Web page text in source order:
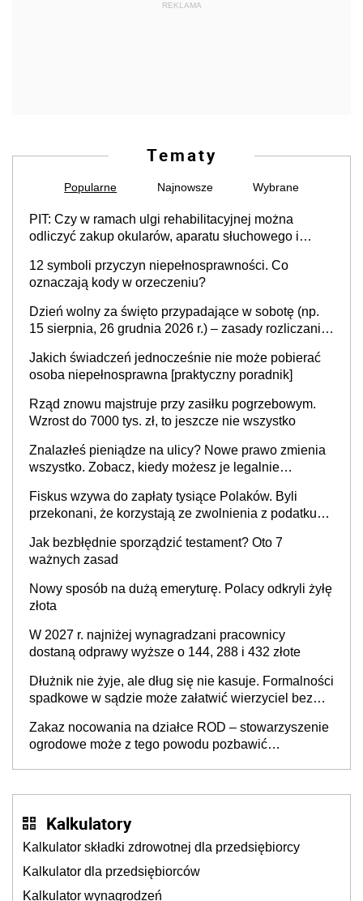
REKLAMA
Tematy
Popularne Najnowsze Wybrane
PIT: Czy w ramach ulgi rehabilitacyjnej można
odliczyć zakup okularów, aparatu słuchowego i
12 symboli przyczyn niepełnosprawności. Co
oznaczają kody w orzeczeniu?
Dzień wolny za święto przypadające w sobotę (np.
15 sierpnia, 26 grudnia 2026 r.) – zasady rozliczania
i administracja publiczna), najczęstsze pytania
Jakich świadczeń jednocześnie nie może pobierać
osoba niepełnosprawna [praktyczny poradnik]
Rząd znowu majstruje przy zasiłku pogrzebowym.
Wzrost do 7000 tys. zł, to jeszcze nie wszystko
Znalazłeś pieniądze na ulicy? Nowe prawo zmienia
wszystko. Zobacz, kiedy możesz je legalnie
Fiskus wzywa do zapłaty tysiące Polaków. Byli
przekonani, że korzystają ze zwolnienia z podatku
Jak bezbłędnie sporządzić testament? Oto 7
ważnych zasad
Nowy sposób na dużą emeryturę. Polacy odkryli żyłę
złota
W 2027 r. najniżej wynagradzani pracownicy
dostaną odprawy wyższe o 144, 288 i 432 złote
Dłużnik nie żyje, ale dług się nie kasuje. Formalności
spadkowe w sądzie może załatwić wierzyciel bez
Zakaz nocowania na działce ROD – stowarzyszenie
ogrodowe może z tego powodu pozbawić
Kalkulatory
Kalkulator składki zdrowotnej dla przedsiębiorcy
Kalkulator dla przedsiębiorców
Kalkulator wynagrodzeń